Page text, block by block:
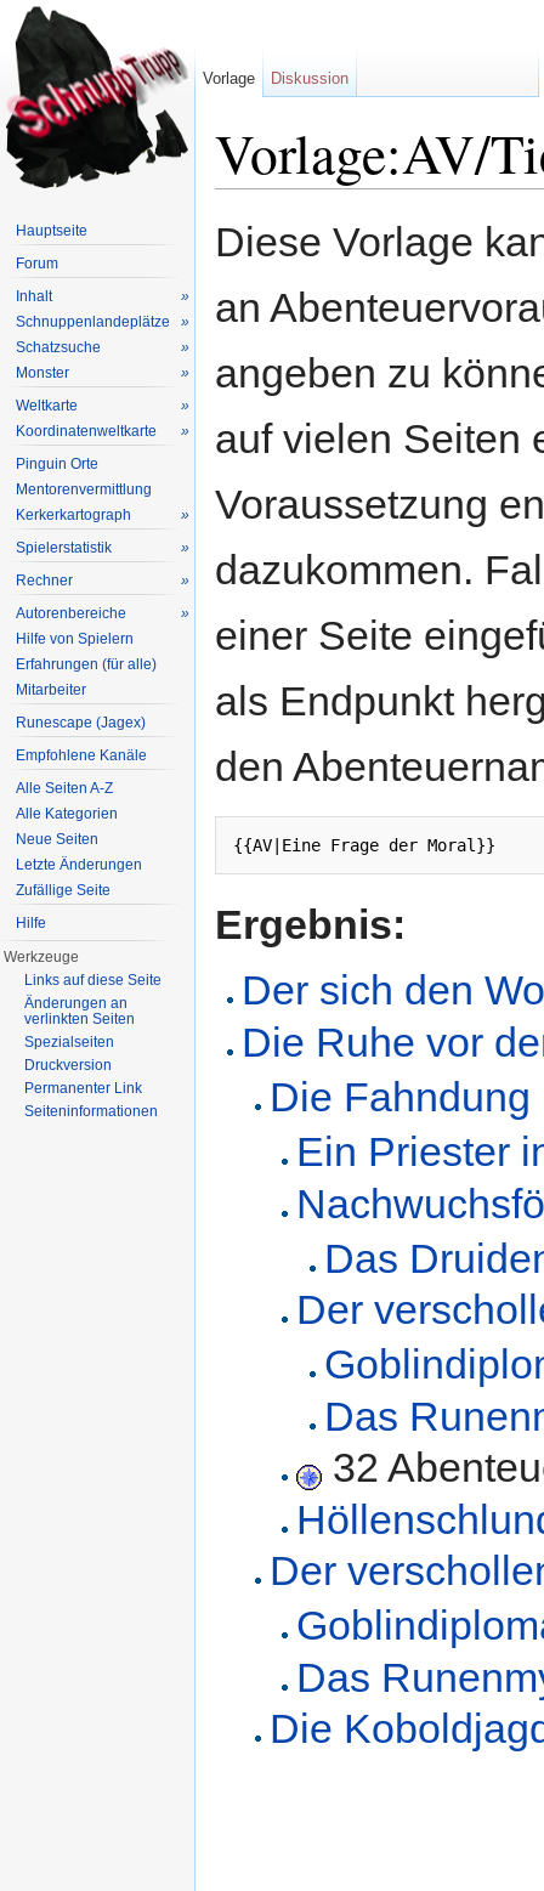
Vorlage:AV/
Diese Vorlage
an
angeben zu
auf vielen Seiten
Voraussetzung
dazukommen.
einer Seite
als Endpunkt
den
{{AV|Eine Frage der Moral}}
Ergebnis:
Der sich den
Die Ruhe vor
Die Fahndung
Ein Priester
Das
Der
Das
32
Der
Das
Die
Vorlage Diskussion
Hauptseite
Forum
Inhalt
»
Schnuppenlandeplätze
»
Schatzsuche
»
Monster
»
Weltkarte
»
Koordinatenweltkarte
»
Pinguin Orte
Mentorenvermittlung
Kerkerkartograph
»
Spielerstatistik
»
Rechner
»
Autorenbereiche
»
Hilfe von Spielern
Erfahrungen (für alle)
Mitarbeiter
Runescape (Jagex)
Empfohlene Kanäle
Alle Seiten A-Z
Alle Kategorien
Neue Seiten
Letzte Änderungen
Zufällige Seite
Hilfe
Werkzeuge
Links auf diese Seite
Änderungen an
verlinkten Seiten
Spezialseiten
Druckversion
Permanenter Link
Seiteninformationen